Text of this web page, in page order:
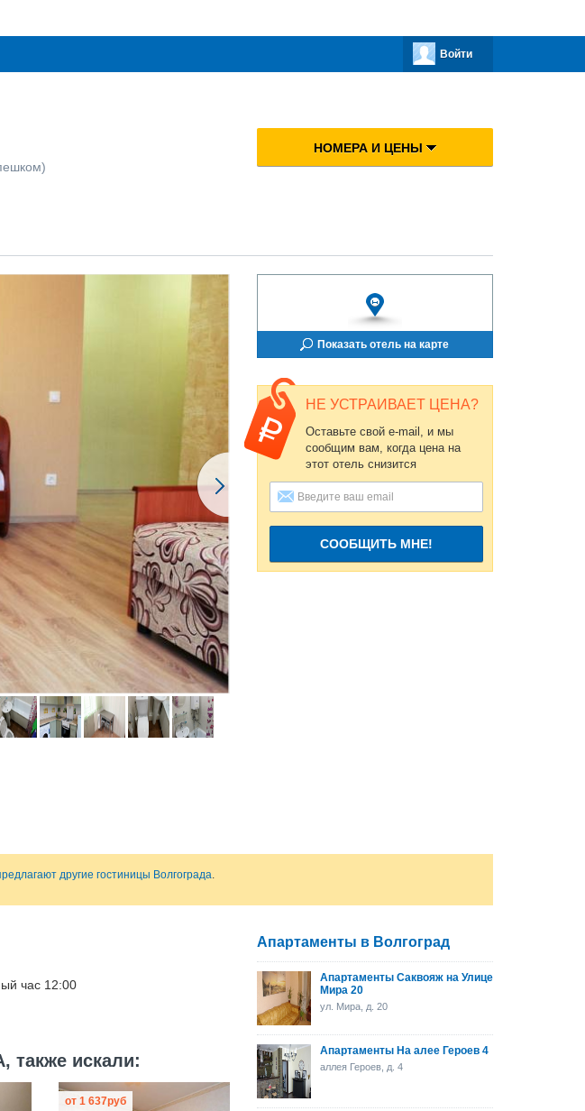
Войти
НОМЕРА И ЦЕНЫ
Показать отель на карте
НЕ УСТРАИВАЕТ ЦЕНА?
Оставьте свой e-mail, и мы
сообщим вам, когда цена на
этот отель снизится
СООБЩИТЬ МНЕ!
другие гостиницы Волгограда.
час 12:00
также искали:
от1 637руб
Апартаменты в Волгоград
Апартаменты Саквояж на Улице
Мира 20
ул. Мира, д. 20
Апартаменты На алее Героев 4
аллея Героев, д. 4